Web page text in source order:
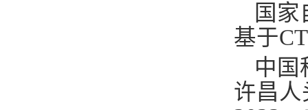
国
基于CT
中国
许昌